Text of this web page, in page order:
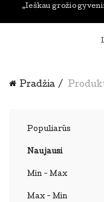
„Ieškau grožio
Pradžia
Populiarūs
Naujausi
Min - Max
Max - Min